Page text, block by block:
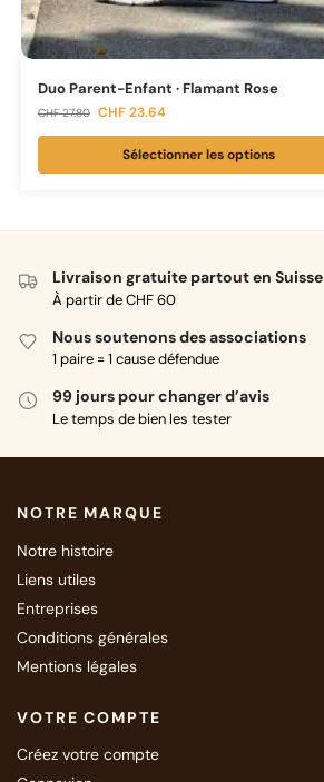
Duo Parent-Enfant · Flamant Rose
CHF27.80 CHF23.64
Sélectionner les options
Livraison gratuite partout en Suisse
À partir de CHF 60
Nous soutenons des associations
1 paire = 1 cause défendue
99 jours pour changer d’avis
Le temps de bien les tester
NOTRE MARQUE
Notre histoire
Liens utiles
Entreprises
Conditions générales
Mentions légales
VOTRE COMPTE
Créez votre compte